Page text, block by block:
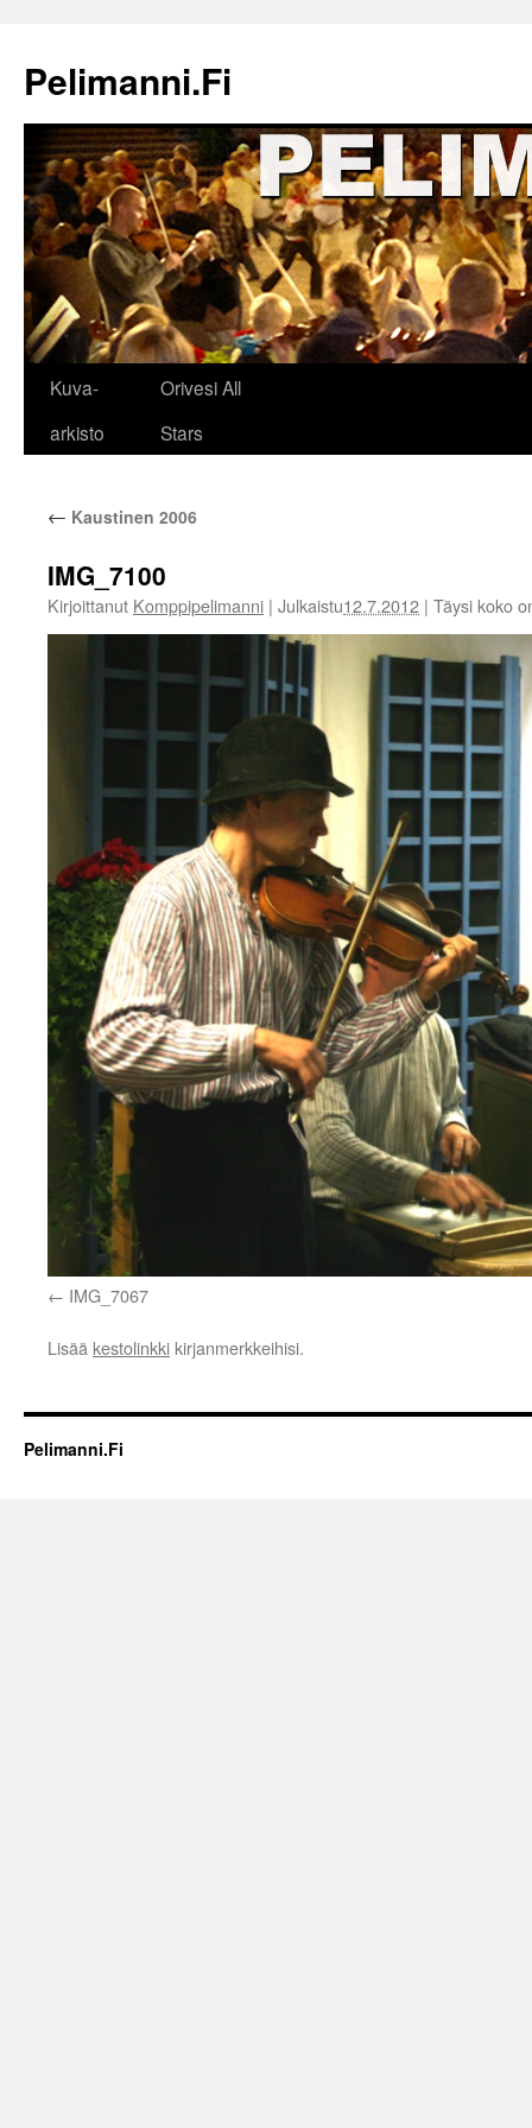
Pelimanni.Fi
Kuva-
arkisto
Orivesi All
Stars
← Kaustinen 2006
IMG_7100
Kirjoittanut Komppipelimanni | Julkaistu12.7.2012 | Täysi koko
IMG_7067
Lisää kestolinkki kirjanmerkkeihisi.
Pelimanni.Fi